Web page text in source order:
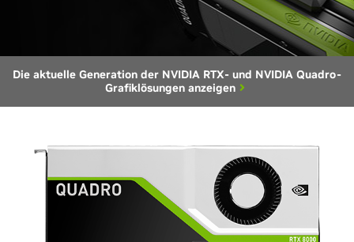
Die aktuelle Generation der NVIDIA RTX- und NVIDIA Quadro-
Grafiklösungen anzeigen